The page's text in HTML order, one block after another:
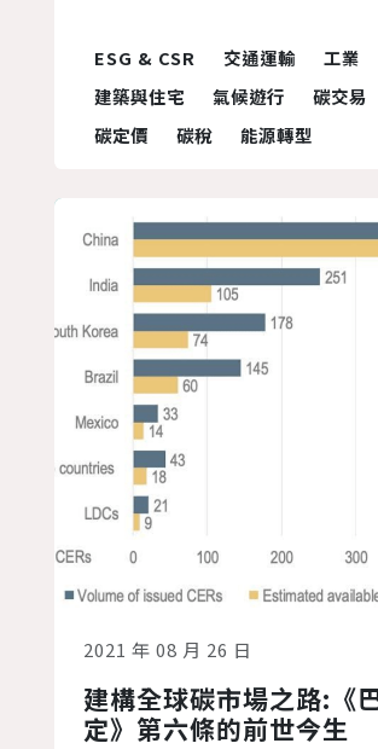
底民間團體與立委合作提出《氣
動法》修法版本，至今各黨共提
法版本，顯見各界對修法有極大
時環保署也自去年啟動溫管法修
ESG & CSR 交通運輸
工業
建築與住宅
氣候遊行
碳交易
碳定價
碳稅 能源轉型
2021 年 08 月 26 日
建構全球碳市場之路:《
定》第六條的前世今生